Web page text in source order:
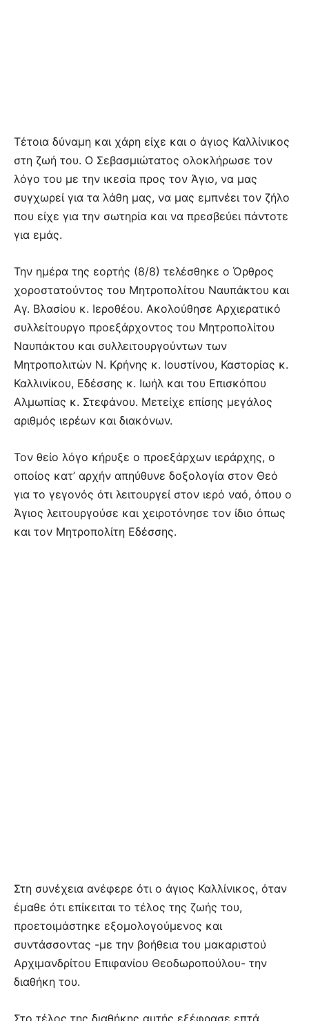
Τέτοια δύναμη και χάρη είχε και ο άγιος Καλλίνικος
στη ζωή του. Ο Σεβασμιώτατος ολοκλήρωσε τον
λόγο του με την ικεσία προς τον Άγιο, να μας
συγχωρεί για τα λάθη μας, να μας εμπνέει τον ζήλο
που είχε για την σωτηρία και να πρεσβεύει πάντοτε
για εμάς.
Την ημέρα της εορτής (8/8) τελέσθηκε ο Όρθρος
χοροστατούντος του Μητροπολίτου Ναυπάκτου και
Αγ. Βλασίου κ. Ιεροθέου. Ακολούθησε Αρχιερατικό
συλλείτουργο προεξάρχοντος του Μητροπολίτου
Ναυπάκτου και συλλειτουργούντων των
Μητροπολιτών Ν. Κρήνης κ. Ιουστίνου, Καστορίας κ.
Καλλινίκου, Εδέσσης κ. Ιωήλ και του Επισκόπου
Αλμωπίας κ. Στεφάνου. Μετείχε επίσης μεγάλος
αριθμός ιερέων και διακόνων.
Τον θείο λόγο κήρυξε ο προεξάρχων ιεράρχης, ο
οποίος κατ’ αρχήν απηύθυνε δοξολογία στον Θεό
για το γεγονός ότι λειτουργεί στον ιερό ναό, όπου ο
Άγιος λειτουργούσε και χειροτόνησε τον ίδιο όπως
και τον Μητροπολίτη Εδέσσης.
Στη συνέχεια ανέφερε ότι ο άγιος Καλλίνικος, όταν
έμαθε ότι επίκειται το τέλος της ζωής του,
προετοιμάστηκε εξομολογούμενος και
συντάσσοντας -με την βοήθεια του μακαριστού
Αρχιμανδρίτου Επιφανίου Θεοδωροπούλου- την
διαθήκη του.